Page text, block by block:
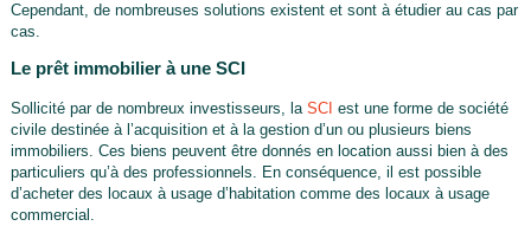
Cependant, de nombreuses solutions existent et sont à étudier au cas par
cas.
Le prêt immobilier à une SCI
Sollicité par de nombreux investisseurs, la SCI est une forme de société
civile destinée à l’acquisition et à la gestion d’un ou plusieurs biens
immobiliers. Ces biens peuvent être donnés en location aussi bien à des
particuliers qu’à des professionnels. En conséquence, il est possible
d’acheter des locaux à usage d’habitation comme des locaux à usage
commercial.